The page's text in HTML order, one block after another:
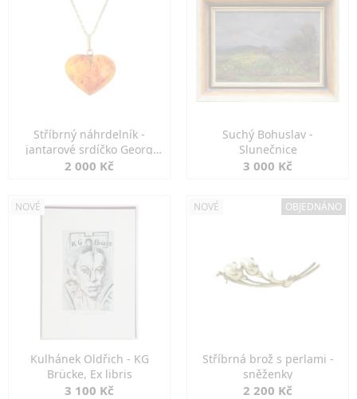
Stříbrný náhrdelník -
jantarové srdíčko Georg
Kramer
2 000 Kč
Suchý Bohuslav -
Slunečnice
3 000 Kč
NOVÉ
Kulhánek Oldřich - KG
Brücke, Ex libris
3 100 Kč
NOVÉ OBJEDNÁNO
Stříbrná brož s perlami -
sněženky
2 200 Kč